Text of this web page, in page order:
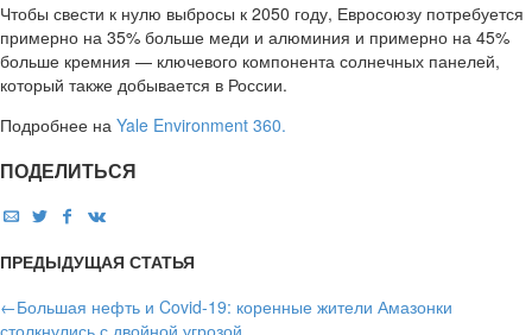
Чтобы свести к нулю выбросы к 2050 году, Евросоюзу потребуется
примерно на 35% больше меди и алюминия и примерно на 45%
больше кремния — ключевого компонента солнечных панелей,
который также добывается в России.
Подробнее на Yale Environment 360.
ПОДЕЛИТЬСЯ
ПРЕДЫДУЩАЯ СТАТЬЯ
←Большая нефть и Covid-19: коренные жители Амазонки